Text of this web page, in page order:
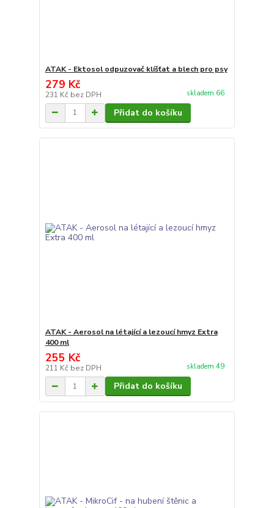
ATAK - Ektosol odpuzovač klíšťat a blech pro psy
279 Kč
231 Kč bez DPH skladem 66
Přidat do košíku
ATAK - Aerosol na létající a lezoucí hmyz Extra
400 ml
255 Kč
211 Kč bez DPH skladem 49
Přidat do košíku